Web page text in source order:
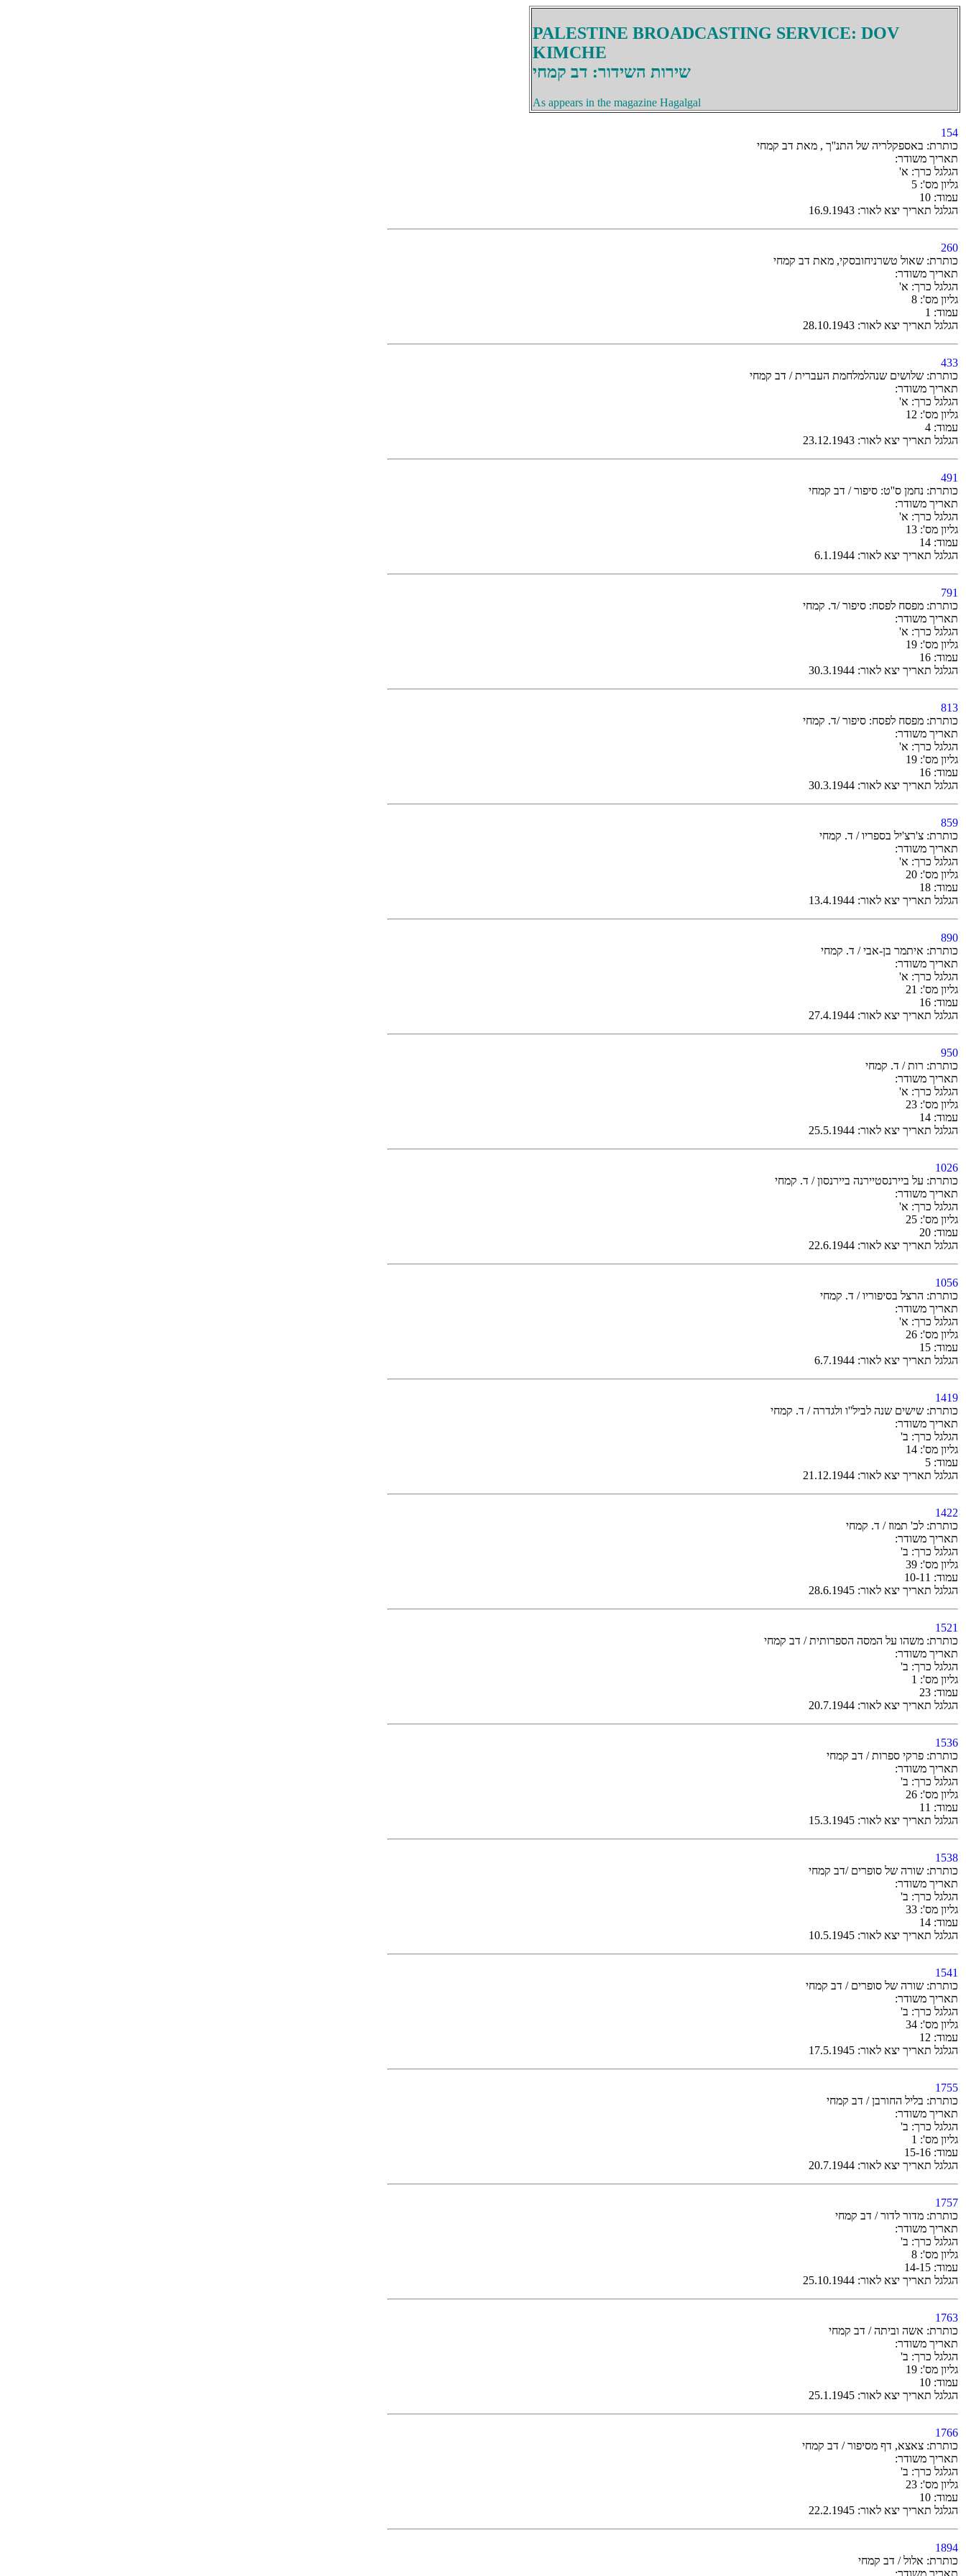
PALESTINE BROADCASTING SERVICE: DOV
KIMCHE
שירות השידור: דב קמחי
As appears in the magazine Hagalgal
154
כותרת: באספקלריה של התנ''ך , מאת דב קמחי
תאריך משודר:
הגלגל כרך: א'
גליון מס': 5
עמוד: 10
הגלגל תאריך יצא לאור: 16.9.1943
260
כותרת: שאול טשרניחובסקי, מאת דב קמחי
תאריך משודר:
הגלגל כרך: א'
גליון מס': 8
עמוד: 1
הגלגל תאריך יצא לאור: 28.10.1943
433
כותרת: שלושים שנהלמלחמת העברית / דב קמחי
תאריך משודר:
הגלגל כרך: א'
גליון מס': 12
עמוד: 4
הגלגל תאריך יצא לאור: 23.12.1943
491
כותרת: נחמן ס''ט: סיפור / דב קמחי
תאריך משודר:
הגלגל כרך: א'
גליון מס': 13
עמוד: 14
הגלגל תאריך יצא לאור: 6.1.1944
791
כותרת: מפסח לפסח: סיפור /ד. קמחי
תאריך משודר:
הגלגל כרך: א'
גליון מס': 19
עמוד: 16
הגלגל תאריך יצא לאור: 30.3.1944
813
כותרת: מפסח לפסח: סיפור /ד. קמחי
תאריך משודר:
הגלגל כרך: א'
גליון מס': 19
עמוד: 16
הגלגל תאריך יצא לאור: 30.3.1944
859
כותרת: צ'רצ'יל בספריו / ד. קמחי
תאריך משודר:
הגלגל כרך: א'
גליון מס': 20
עמוד: 18
הגלגל תאריך יצא לאור: 13.4.1944
890
כותרת: איתמר בן-אבי / ד. קמחי
תאריך משודר:
הגלגל כרך: א'
גליון מס': 21
עמוד: 16
הגלגל תאריך יצא לאור: 27.4.1944
950
כותרת: רות / ד. קמחי
תאריך משודר:
הגלגל כרך: א'
גליון מס': 23
עמוד: 14
הגלגל תאריך יצא לאור: 25.5.1944
1026
כותרת: על ביירנסטיירנה ביירנסון / ד. קמחי
תאריך משודר:
הגלגל כרך: א'
גליון מס': 25
עמוד: 20
הגלגל תאריך יצא לאור: 22.6.1944
1056
כותרת: הרצל בסיפוריו / ד. קמחי
תאריך משודר:
הגלגל כרך: א'
גליון מס': 26
עמוד: 15
הגלגל תאריך יצא לאור: 6.7.1944
1419
כותרת: שישים שנה לביל''ו ולגדרה / ד. קמחי
תאריך משודר:
הגלגל כרך: ב'
גליון מס': 14
עמוד: 5
הגלגל תאריך יצא לאור: 21.12.1944
1422
כותרת: לכ' תמוז / ד. קמחי
תאריך משודר:
הגלגל כרך: ב'
גליון מס': 39
עמוד: 10-11
הגלגל תאריך יצא לאור: 28.6.1945
1521
כותרת: משהו על המסה הספרותית / דב קמחי
תאריך משודר:
הגלגל כרך: ב'
גליון מס': 1
עמוד: 23
הגלגל תאריך יצא לאור: 20.7.1944
1536
כותרת: פרקי ספרות / דב קמחי
תאריך משודר:
הגלגל כרך: ב'
גליון מס': 26
עמוד: 11
הגלגל תאריך יצא לאור: 15.3.1945
1538
כותרת: שורה של סופרים /דב קמחי
תאריך משודר:
הגלגל כרך: ב'
גליון מס': 33
עמוד: 14
הגלגל תאריך יצא לאור: 10.5.1945
1541
כותרת: שורה של סופרים / דב קמחי
תאריך משודר:
הגלגל כרך: ב'
גליון מס': 34
עמוד: 12
הגלגל תאריך יצא לאור: 17.5.1945
1755
כותרת: בליל החורבן / דב קמחי
תאריך משודר:
הגלגל כרך: ב'
גליון מס': 1
עמוד: 15-16
הגלגל תאריך יצא לאור: 20.7.1944
1757
כותרת: מדור לדור / דב קמחי
תאריך משודר:
הגלגל כרך: ב'
גליון מס': 8
עמוד: 14-15
הגלגל תאריך יצא לאור: 25.10.1944
1763
כותרת: אשה וביתה / דב קמחי
תאריך משודר:
הגלגל כרך: ב'
גליון מס': 19
עמוד: 10
הגלגל תאריך יצא לאור: 25.1.1945
1766
כותרת: צאצא, דף מסיפור / דב קמחי
תאריך משודר:
הגלגל כרך: ב'
גליון מס': 23
עמוד: 10
הגלגל תאריך יצא לאור: 22.2.1945
1894
כותרת: אלול / דב קמחי
תאריך משודר: